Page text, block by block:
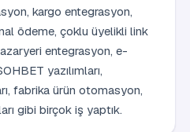
kargo entegrasyon,
ödeme, çoklu üyelikli link
entegrasyon, e-
yazılımları,
fabrika ürün otomasyon,
gibi birçok iş yaptık.